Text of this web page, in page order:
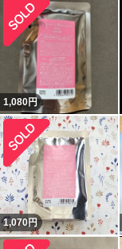
1,080円
1,070円